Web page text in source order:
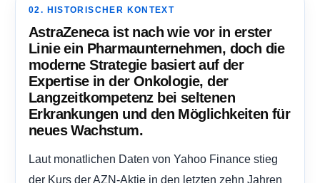
02. HISTORISCHER KONTEXT
AstraZeneca ist nach wie vor in erster
Linie ein Pharmaunternehmen, doch die
moderne Strategie basiert auf der
Expertise in der Onkologie, der
Langzeitkompetenz bei seltenen
Erkrankungen und den Möglichkeiten für
neues Wachstum.
Laut monatlichen Daten von Yahoo Finance stieg
der Kurs der AZN-Aktie in den letzten zehn Jahren